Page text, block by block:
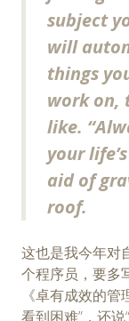
subject
will
things
work on,
like.
your
aid of
roof.
这也是我今年对
个程序员，要多
《卓有成效的
看到困难”，还